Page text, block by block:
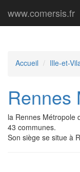
www.comersis.fr
Accueil Ille-et-
Rennes
la Rennes Métropole
43 communes.
Son siège se situe à